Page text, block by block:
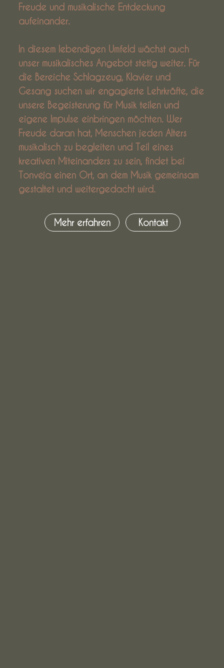
Freude und musikalische Entdeckung
aufeinander.
In diesem lebendigen Umfeld wächst auch
unser musikalisches Angebot stetig weiter. Für
die Bereiche Schlagzeug, Klavier und
Gesang suchen wir engagierte Lehrkräfte, die
unsere Begeisterung für Musik teilen und
eigene Impulse einbringen möchten. Wer
Freude daran hat, Menschen jeden Alters
musikalisch zu begleiten und Teil eines
kreativen Miteinanders zu sein, findet bei
Tonvėja einen Ort, an dem Musik gemeinsam
gestaltet und weitergedacht wird.
Mehr erfahren Kontakt